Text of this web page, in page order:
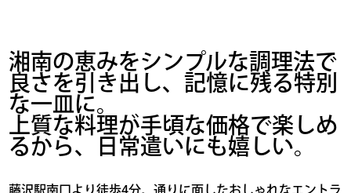
湘南の恵みをシンプルな調理法で
良さを引き出し、記憶に残る特別
な一皿に。
上質な料理が手頃な価格で楽しめ
るから、日常遣いにも嬉しい。